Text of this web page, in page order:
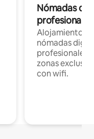
Nómadas
Alojamientos
nómadas
profesionales
zonas
con wifi.